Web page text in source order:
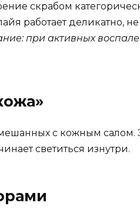
скрабом
работает деликатно,
при активных
с кожным салом.
светиться изнутри.